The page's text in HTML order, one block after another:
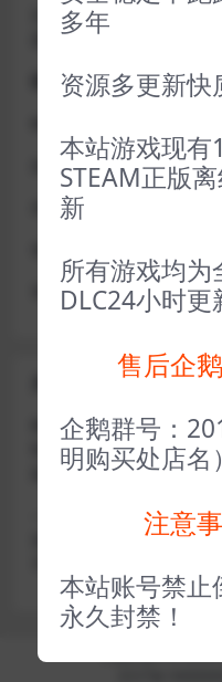
近期发现同行倒卖严重
题，现开通令牌
获取方式找企鹅群里的技
如激活上限需等到隔天
或者使用网盘版也可解决
请各位亲们理解
关于密码错误问题
账号密码复制粘贴，注意
制，或者鼠标右键先复制
版了必须键盘粘贴（
游戏，在线没存档被顶
京ICP备
多年
资源多更新快
本站游戏现有
STEAM正版
新
所有游戏均
DLC24小时更
售后企
企鹅群号：
明购买处店名）
注意
本站账号禁止
永久封禁！